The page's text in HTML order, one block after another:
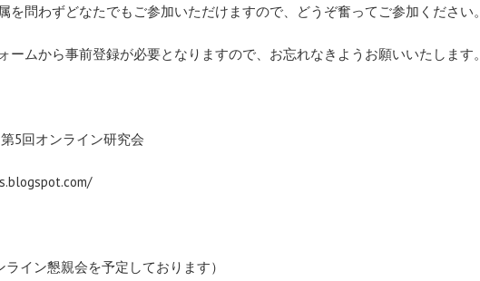
を問わずどなたでもご参加いただけますので、どうぞ奮ってご参加ください。
ムから事前登録が必要となりますので、お忘れなきようお願いいたします。
5回オンライン研究会
イン懇親会を予定しております）